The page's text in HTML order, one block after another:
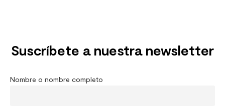
Suscríbete a nuestra newsletter
Nombre o nombre completo